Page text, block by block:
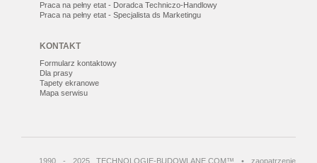
Praca na pełny etat - Doradca Techniczo-Handlowy
Praca na pełny etat - Specjalista ds Marketingu
KONTAKT
Formularz kontaktowy
Dla prasy
Tapety ekranowe
Mapa serwisu
1990 - 2025 TECHNOLOGIE-BUDOWLANE.COM™ • zaopatrzenie